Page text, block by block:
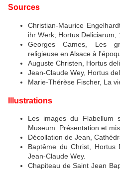
Sources
Christian-Maurice
ihr Werk; Hortus Deliciarum,
Georges Cames, Les
religieuse en Alsace à
Auguste Christen, Hortus
Jean-Claude Wey, Hortus
Marie-Thérèse Fischer, La
Illustrations
Les images du Flabellum
Museum. Présentation et
Décollation de Jean,
Baptême du Christ, Hortus
Jean-Claude Wey.
Chapiteau de Saint Jean